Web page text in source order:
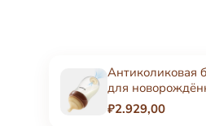
Антиколиковая
для
мл, стеклянная
₽2.929,00